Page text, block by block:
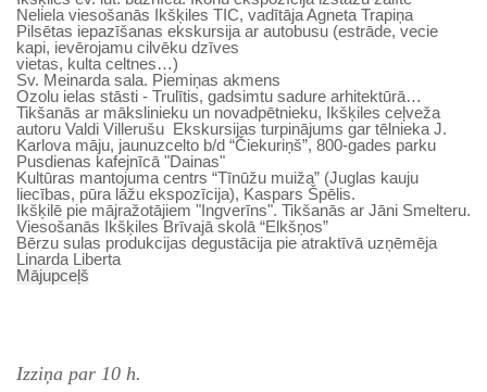
Neliela viesošanās Ikšķiles TIC, vadītāja Agneta Trapiņa
Pilsētas iepazīšanas ekskursija ar autobusu (estrāde, vecie
kapi, ievērojamu cilvēku dzīves
vietas, kulta celtnes…)
Sv. Meinarda sala. Piemiņas akmens
Ozolu ielas stāsti - Trulītis, gadsimtu sadure arhitektūrā…
Tikšanās ar mākslinieku un novadpētnieku, Ikšķiles ceļveža
autoru Valdi Villerušu Ekskursijas turpinājums gar tēlnieka J.
Karlova māju, jaunuzcelto b/d “Čiekuriņš”, 800-gades parku
Pusdienas kafejnīcā "Dainas"
Kultūras mantojuma centrs “Tīnūžu muiža” (Juglas kauju
liecības, pūra lāžu ekspozīcija), Kaspars Špēlis.
Ikšķilē pie mājražotājiem "Ingverīns". Tikšanās ar Jāni Smelteru.
Viesošanās Ikšķiles Brīvajā skolā “Elkšņos”
Bērzu sulas produkcijas degustācija pie atraktīvā uzņēmēja
Linarda Liberta
Mājupceļš
Izziņa par 10 h.